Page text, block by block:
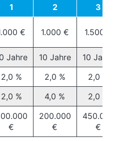
1
2
3
€ 1.000 € 1.500 €
Jahre 10 Jahre
10 Jahre
2,0 % 2,0 %
2,0 %
2,0 % 4,0 %
2,0 %
€
200.000
€
450.000
€